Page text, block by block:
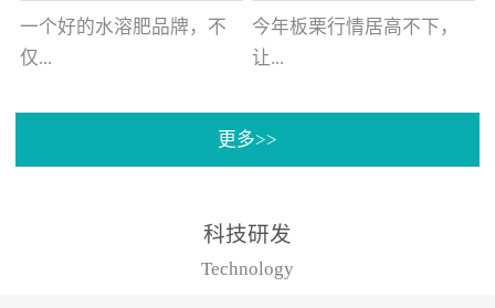
纷纷为“翠姆“点赞
一个好的水溶肥品牌，不
仅...
帮助作物增产增收，更要
实力。今天要讲的水溶肥
产
今年板栗行情居高不下，
让...
许多板栗种植户都获得了
有位王大姐今年使用一款
非常火爆...
更多>>
科技研发
Technology